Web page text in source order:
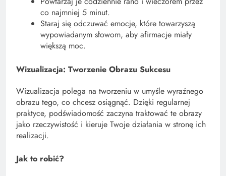
co najmniej 5 minut.
Staraj się odczuwać emocje, które towarzyszą
wypowiadanym słowom, aby afirmacje miały
większą moc.
Wizualizacja: Tworzenie Obrazu Sukcesu
Wizualizacja polega na tworzeniu w umyśle wyraźnego
obrazu tego, co chcesz osiągnąć. Dzięki regularnej
praktyce, podświadomość zaczyna traktować te obrazy
jako rzeczywistość i kieruje Twoje działania w stronę ich
realizacji.
Jak to robić?